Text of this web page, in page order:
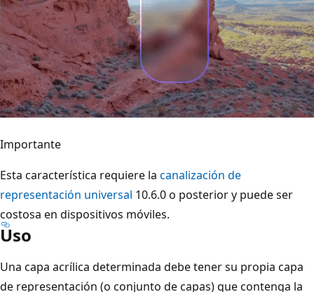
Importante
Esta característica requiere la canalización de
representación universal 10.6.0 o posterior y puede ser
costosa en dispositivos móviles.
Uso
Una capa acrílica determinada debe tener su propia capa
de representación (o conjunto de capas) que contenga la